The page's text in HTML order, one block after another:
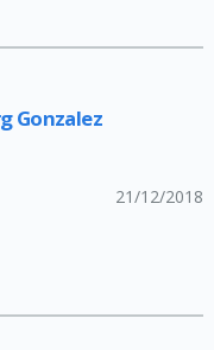
Gonzalez
21/12/2018